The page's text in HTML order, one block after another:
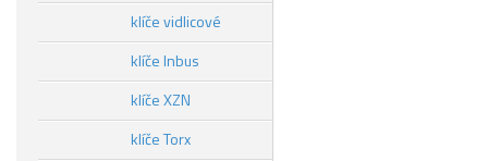
klíče vidlicové
klíče Inbus
klíče XZN
klíče Torx